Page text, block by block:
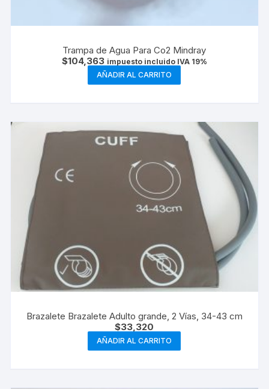
Trampa de Agua Para Co2 Mindray
$104,363 impuesto incluido IVA 19%
AÑADIR AL CARRITO
Brazalete Brazalete Adulto grande, 2 Vías, 34-43 cm
$33,320
AÑADIR AL CARRITO